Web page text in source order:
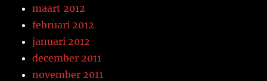
maart 2012
februari 2012
januari 2012
december 2011
november 2011